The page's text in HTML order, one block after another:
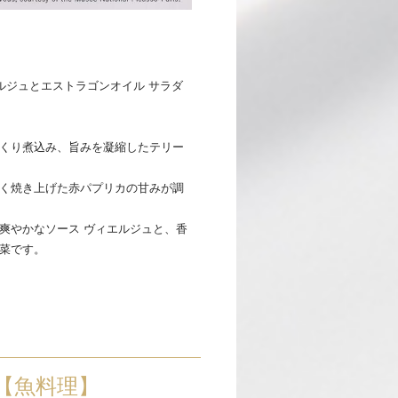
ュとエストラゴンオイル サラダ
り煮込み、旨みを凝縮したテリー
焼き上げた赤パプリカの甘みが調
やかなソース ヴィエルジュと、香
です。
料理】